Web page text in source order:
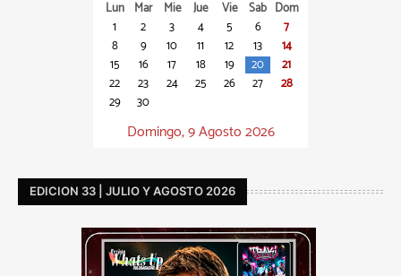
Lun Mar Mie Jue Vie Sab Dom
1
2 3 4 5 6
7
8
9 10 11 12 13
14
15
16 17 18 19 20
21
22
23 24 25 26 27
28
29
30
Domingo, 9 Agosto 2026
EDICION 33 | JULIO Y AGOSTO 2026